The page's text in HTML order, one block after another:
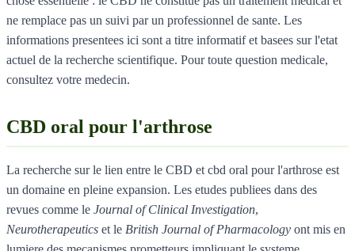
ne remplace pas un suivi par un professionnel de sante. Les
informations presentees ici sont a titre informatif et basees sur l'etat
actuel de la recherche scientifique. Pour toute question medicale,
consultez votre medecin.
CBD oral pour l'arthrose
La recherche sur le lien entre le CBD et cbd oral pour l'arthrose est
un domaine en pleine expansion. Les etudes publiees dans des
revues comme le Journal of Clinical Investigation,
Neurotherapeutics et le British Journal of Pharmacology ont mis en